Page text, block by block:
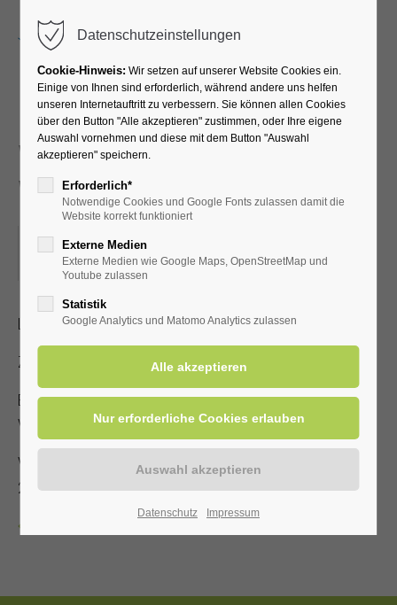
Neues und
Wissenswertes über Bad
Westernkotten
16.09.2024, 15:00
ORT: KURHALLE
Lichtbildervortrag zum Heilbad für Jedermann
Zutritt mit gültiger Kur- /Einwohnerkarte
Es steht nur eine begrenzte Anzahl an Sitzplätzen zur
Verfügung!
Veranstalter: Kurverwaltung Bad Westernkotten, Telefon: 0
29 43 . 976 58 10
Datenschutzeinstellungen
Cookie-Hinweis: Wir setzen auf unserer Website Cookies ein.
Einige von Ihnen sind erforderlich, während andere uns helfen
unseren Internetauftritt zu verbessern. Sie können allen Cookies
über den Button "Alle akzeptieren" zustimmen, oder Ihre eigene
Auswahl vornehmen und diese mit dem Button "Auswahl
akzeptieren" speichern.
Erforderlich*
Notwendige Cookies und Google Fonts zulassen damit die
Website korrekt funktioniert
Externe Medien
Externe Medien wie Google Maps, OpenStreetMap und
Youtube zulassen
Statistik
Google Analytics und Matomo Analytics zulassen
Datenschutz Impressum